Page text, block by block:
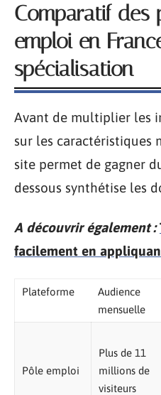
Comparatif des
emploi en
spécialisation
Avant de multiplier les
sur les caractéristiques
site permet de gagner
dessous synthétise les
A découvrir également :
facilement en
Plateforme
Audience
mensuelle
Pôle emploi
Plus de 11
millions de
visiteurs